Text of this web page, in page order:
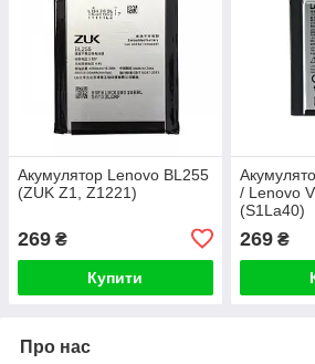
Акумулятор Lenovo BL255
(ZUK Z1, Z1221)
269 ₴
Купити
/ Lenovo
(S1La40)
269₴
Про нас